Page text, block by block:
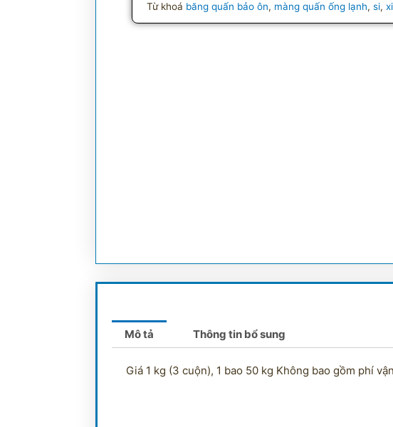
Từ khoá băng quấn bảo ôn, màng quấn ống lạnh,si,xi
Mô tả Thông tin bổ sung
Giá 1 kg (3 cuộn), 1 bao 50 kg Không bao gồm phí